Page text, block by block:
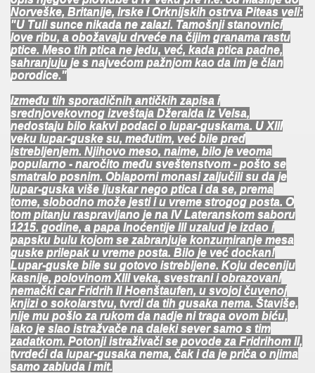
Norveške, Britanije, Irske i Orknijskih ostrva Piteas veli:
"U Tuli sunce nikada ne zalazi. Tamošnji stanovnici
love ribu, a obožavaju drveće na čijim granama rastu
ptice. Meso tih ptica ne jedu, već, kada ptica padne,
sahranjuju je s najvećom pažnjom kao da im je član
porodice."
Između tih sporadičnih antičkih zapisa i
srednjovekovnog izveštaja Džeralda iz Velsa,
nedostaju bilo kakvi podaci o lupar-guskama. U XIII
veku lupar-guske su, međutim, već bile pred
istrebljenjem. Njihovo meso, naime, bilo je veoma
popularno - naročito među sveštenstvom - pošto se
smatralo posnim. Oblaporni monasi zaljučili su da je
lupar-guska više ljuskar nego ptica i da se, prema
tome, slobodno može jesti i u vreme strogog posta. O
tom pitanju raspravljano je na IV Lateranskom saboru
1215. godine, a papa Inoćentije III uzalud je izdao i
papsku bulu kojom se zabranjuje konzumiranje mesa
guske prilepak u vreme posta. Bilo je već dockan!
Lupar-guske bile su gotovo istrebljene. Koju deceniju
kasnije, polovinom XIII veka, svestrani i obrazovani
nemački car Fridrih II Hoenštaufen, u svojoj čuvenoj
knjizi o sokolarstvu, tvrdi da tih gusaka nema. Štaviše,
nije mu pošlo za rukom da nadje ni traga ovom biću,
iako je slao istražvače na daleki sever samo s tim
zadatkom. Potonji istraživači se povode za Fridrihom II,
tvrdeći da lupar-gusaka nema, čak i da je priča o njima
samo zabluda i mit.